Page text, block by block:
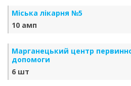
Міська лікарня №5
10 амп
Марганецький центр
допомоги
6 шт